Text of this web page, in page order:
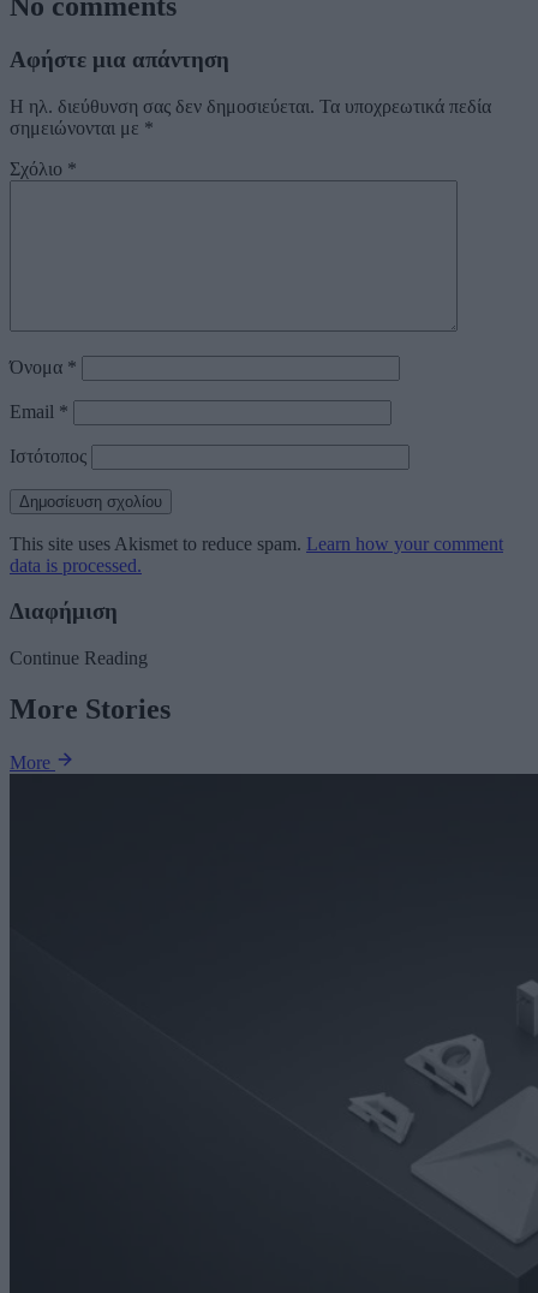
Αφήστε μια απάντηση
Η ηλ. διεύθυνση σας δεν δημοσιεύεται. Τα υποχρεωτικά πεδία
σημειώνονται με *
Σχόλιο *
Όνομα *
Email *
Ιστότοπος
This site uses Akismet to reduce spam. Learn how your comment
data is processed.
Διαφήμιση
Continue Reading
More Stories
More